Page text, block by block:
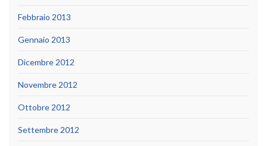
Febbraio 2013
Gennaio 2013
Dicembre 2012
Novembre 2012
Ottobre 2012
Settembre 2012